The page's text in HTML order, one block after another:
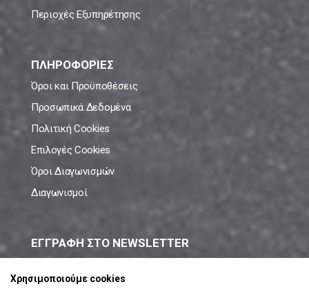
Περιοχές Εξυπηρέτησης
ΠΛΗΡΟΦΟΡΙΕΣ
Όροι και Προϋποθέσεις
Προσωπικά Δεδομένα
Πολιτική Cookies
Επιλογές Cookies
Όροι Διαγωνισμών
Διαγωνισμοί
ΕΓΓΡΑΦΗ ΣΤΟ NEWSLETTER
Χρησιμοποιούμε cookies